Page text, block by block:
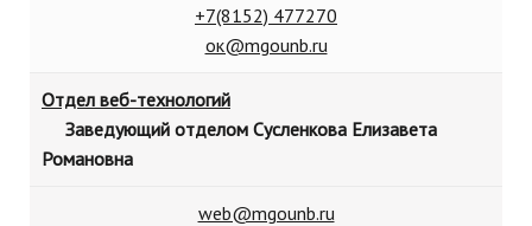
+7(8152) 477270
ок@mgounb.ru
Отдел веб-технологий
Заведующий отделом Сусленкова Елизавета
Романовна
web@mgounb.ru